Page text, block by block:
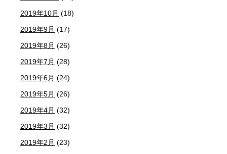
2019年10月 (18)
2019年9月 (17)
2019年8月 (26)
2019年7月 (28)
2019年6月 (24)
2019年5月 (26)
2019年4月 (32)
2019年3月 (32)
2019年2月 (23)